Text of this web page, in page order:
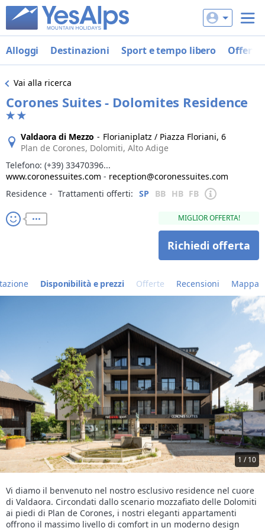
Alloggi Destinazioni Sport e tempo libero Offerte
Vai alla ricerca
Corones Suites - Dolomites Residence
Valdaora di Mezzo - Florianiplatz / Piazza Floriani, 6
Plan de Corones, Dolomiti, Alto Adige
Telefono: (+39) 33470396...
www.coronessuites.com - reception@coronessuites.com
Residence ‐ Trattamenti offerti: SP BB HB FB
MIGLIOR OFFERTA!
Richiedi offerta
Disponibilità e prezzi Offerte Recensioni Mappa
1 / 10
Vi diamo il benvenuto nel nostro esclusivo residence nel cuore
di Valdaora. Circondati dallo scenario mozzafiato delle Dolomiti
ai piedi di Plan de Corones, i nostri eleganti appartamenti
offrono il massimo livello di comfort in un moderno design